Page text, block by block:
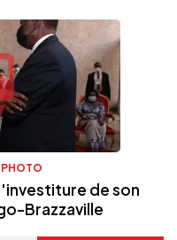
PHOTO
de son
Brazzaville